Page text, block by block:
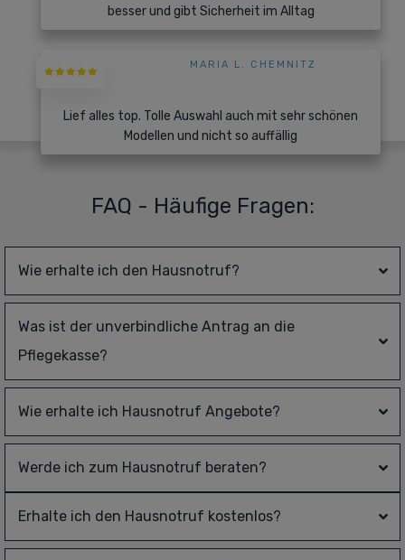
besser und gibt Sicherheit im Alltag
MARIA L. CHEMNITZ
Lief alles top. Tolle Auswahl auch mit sehr schönen
Modellen und nicht so auffällig
FAQ - Häufige Fragen:
Wie erhalte ich den Hausnotruf?
Was ist der unverbindliche Antrag an die
Pflegekasse?
Wie erhalte ich Hausnotruf Angebote?
Werde ich zum Hausnotruf beraten?
Erhalte ich den Hausnotruf kostenlos?